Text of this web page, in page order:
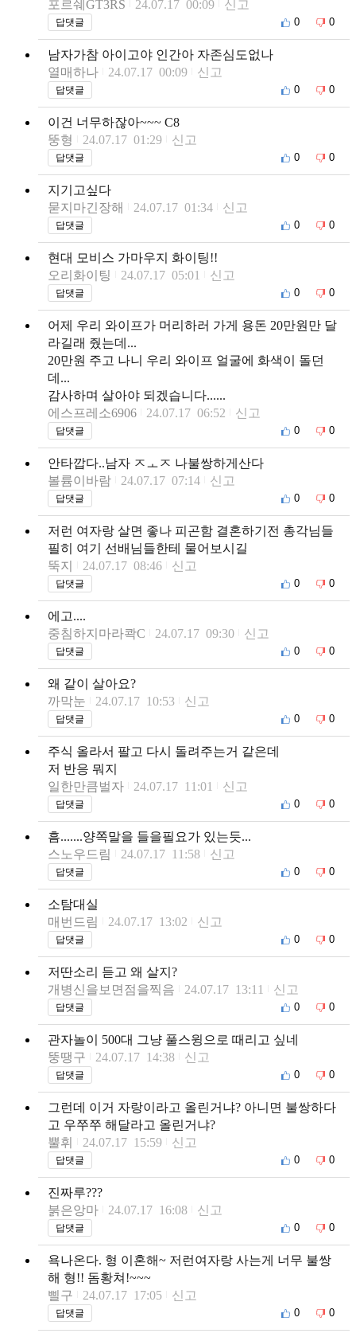
포르쉐GT3RS 24.07.17 00:09 신고
답댓글 0 0
남자가참 아이고야 인간아 자존심도없나
열매하나
24.07.17 00:09 신고
답댓글 0 0
이건 너무하잖아~~~ C8
뚱형
24.07.17 01:29 신고
답댓글 0 0
지기고싶다
묻지마긴장해
24.07.17 01:34 신고
답댓글 0 0
현대 모비스 가마우지 화이팅!!
오리화이팅
24.07.17 05:01 신고
답댓글 0 0
어제 우리 와이프가 머리하러 가게 용돈 20만원만 달
라길래 줬는데...
20만원 주고 나니 우리 와이프 얼굴에 화색이 돌던
데...
감사하며 살아야 되겠습니다......
에스프레소6906
24.07.17 06:52 신고
답댓글 0 0
안타깝다..남자 ㅈㅗㅈ 나불쌍하게산다
볼륨이바람
24.07.17 07:14 신고
답댓글 0 0
저런 여자랑 살면 좋나 피곤함 결혼하기전 총각님들
필히 여기 선배님들한테 물어보시길
뚝지
24.07.17 08:46 신고
답댓글 0 0
에고....
중침하지마라콱C
24.07.17 09:30 신고
답댓글 0 0
왜 같이 살아요?
까막눈
24.07.17 10:53 신고
답댓글 0 0
주식 올라서 팔고 다시 돌려주는거 같은데
저 반응 뭐지
일한만큼벌자
24.07.17 11:01 신고
답댓글 0 0
흠.......양쪽말을 들을필요가 있는듯...
스노우드림
24.07.17 11:58 신고
답댓글 0 0
소탐대실
매번드림
24.07.17 13:02 신고
답댓글 0 0
저딴소리 듣고 왜 살지?
개병신을보면점을찍음
24.07.17 13:11 신고
답댓글 0 0
관자놀이 500대 그냥 풀스윙으로 때리고 싶네
뚱땡구
24.07.17 14:38 신고
답댓글 0 0
그런데 이거 자랑이라고 올린거냐? 아니면 불쌍하다
고 우쭈쭈 해달라고 올린거냐?
뿔휘
24.07.17 15:59 신고
답댓글 0 0
진짜루???
붉은앙마
24.07.17 16:08 신고
답댓글 0 0
욕나온다. 형 이혼해~ 저런여자랑 사는게 너무 불쌍
해 형!! 돔황쳐!~~~
삘구
24.07.17 17:05 신고
답댓글 0 0